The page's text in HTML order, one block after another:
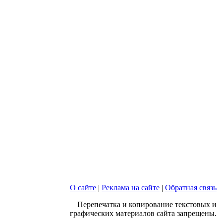
О сайте | Реклама на сайте | Обратная связь
Перепечатка и копирование текстовых и
графических материалов сайта запрещены.